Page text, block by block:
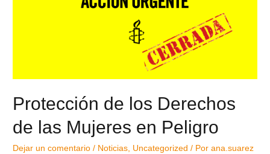
Protección de los Derechos
de las Mujeres en Peligro
Dejar un comentario / Noticias Uncategorized / Porana.suarez